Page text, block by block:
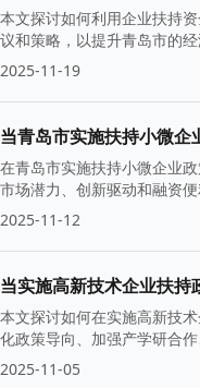
本文探讨如何利用企业扶持
议和策略，以提升青岛市的
2025-11-19
当青岛市实施扶持小微企
在青岛市实施扶持小微企业
市场潜力、创新驱动和融资
2025-11-12
当实施高新技术企业扶持
本文探讨如何在实施高新技
化政策导向、加强产学研合
2025-11-05